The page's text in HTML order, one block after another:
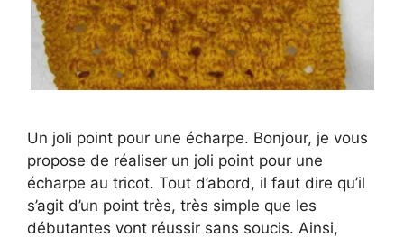
Un joli point pour une écharpe. Bonjour, je vous
propose de réaliser un joli point pour une
écharpe au tricot. Tout d’abord, il faut dire qu’il
s’agit d’un point très, très simple que les
débutantes vont réussir sans soucis. Ainsi,